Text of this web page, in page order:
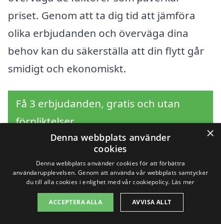
priset. Genom att ta dig tid att jämföra
olika erbjudanden och överväga dina
behov kan du säkerställa att din flytt går
smidigt och ekonomiskt.
Få 3 erbjudanden, gratis och utan
förpliktelser
Sök efter en
professionell för
×
Denna webbplats använder
cookies
Denna webbplats använder cookies för att förbättra
användarupplevelsen. Genom att använda vår webbplats samtycker
du till alla cookies i enlighet med vår cookiepolicy. Läs mer
ACCEPTERA ALLA AVVISA ALLT